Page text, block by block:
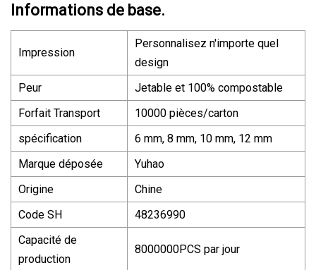
Informations de base.
Impression
Personnalisez n'importe quel
design
Peur
Jetable et 100% compostable
Forfait Transport
10000 pièces/carton
spécification
6 mm, 8 mm, 10 mm, 12 mm
Marque déposée
Yuhao
Origine
Chine
Code SH
48236990
Capacité de
production
8000000PCS par jour